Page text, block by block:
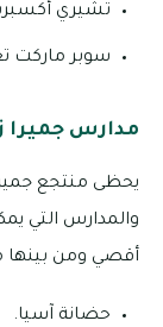
تشيري
سوبر ماركت
مدارس جميرا
يحظى منتجع
أقصي ومن بينها
حضانة آسيا.